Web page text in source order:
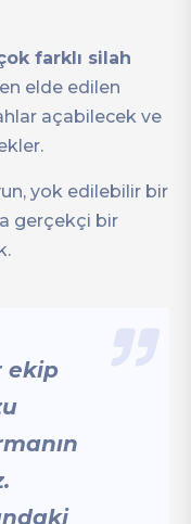
farklı silah
elde edilen
açabilecek ve
yok edilebilir bir
gerçekçi bir
ekip